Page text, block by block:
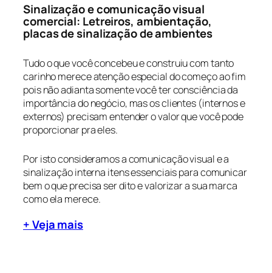
Sinalização e comunicação visual
comercial: Letreiros, ambientação,
placas de sinalização de ambientes
Tudo o que você concebeu e construiu com tanto
carinho merece atenção especial do começo ao fim
pois não adianta somente você ter consciência da
importância do negócio, mas os clientes (internos e
externos) precisam entender o valor que você pode
proporcionar pra eles.
Por isto consideramos a comunicação visual e a
sinalização interna itens essenciais para comunicar
bem o que precisa ser dito e valorizar a sua marca
como ela merece.
+ Veja mais